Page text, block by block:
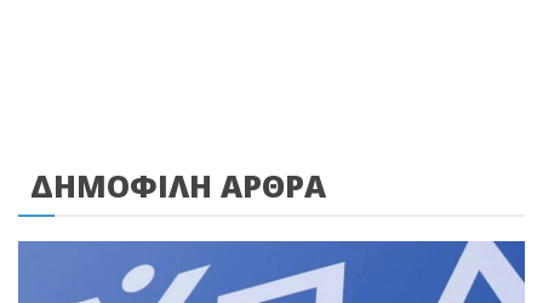
ΔΗΜΟΦΙΛΗ ΑΡΘΡΑ